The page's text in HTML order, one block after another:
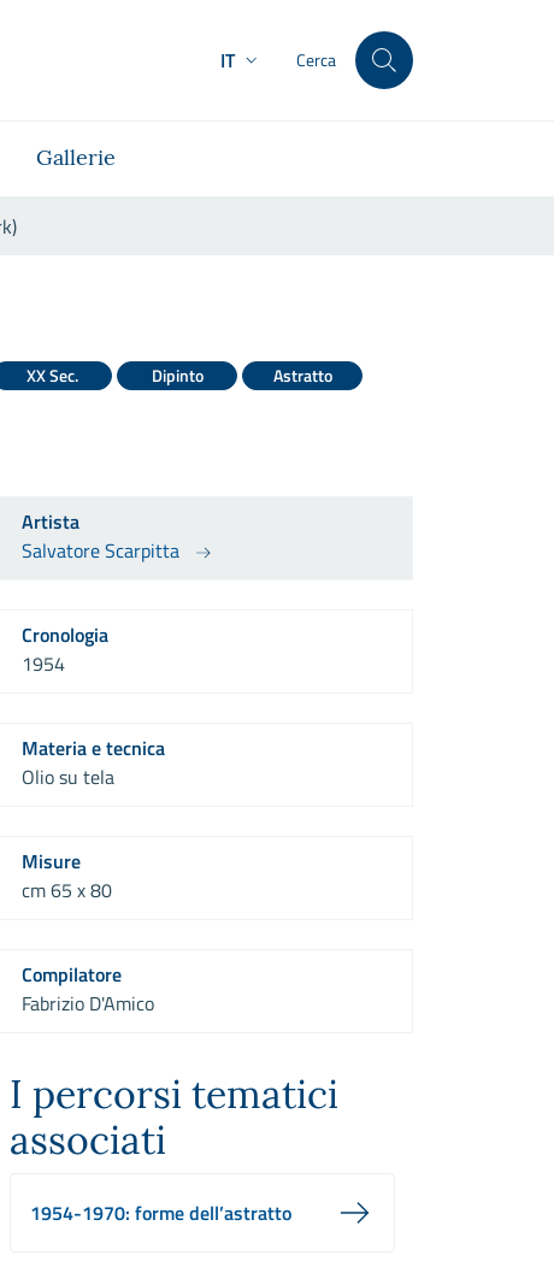
IT Cerca
Gallerie
XX Sec. Dipinto Astratto
Artista
Salvatore Scarpitta
Cronologia
1954
Materia e tecnica
Olio su tela
Misure
cm 65 x 80
Compilatore
Fabrizio D'Amico
I percorsi tematici
associati
1954-1970: forme dell’astratto